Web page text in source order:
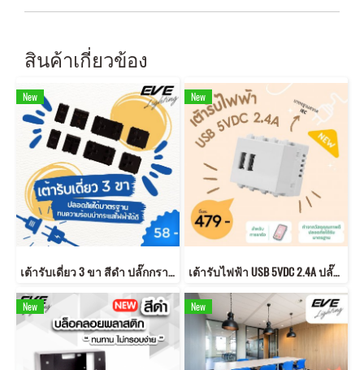
สินค้าเกี่ยวข้อง
New
เต้ารับเดี่ยว 3 ขา สีดำ ปลั๊กกราวด์คู่ ได้มาตรฐาน มอก.
New
เต้ารับไฟฟ้า USB 5VDC 2.4A ปลั๊ก USB เต้ารับ USB
New New